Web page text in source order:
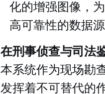
化的增强图像，
高可靠性的数据
在刑事侦查与司法
本系统作为现场勘
发挥着不可替代的